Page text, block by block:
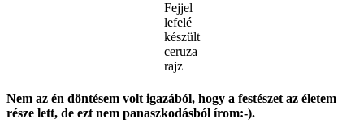
Fejjel
lefelé
készült
ceruza
rajz
Nem az én döntésem volt igazából, hogy a festészet az életem
része lett, de ezt nem panaszkodásból írom:-).